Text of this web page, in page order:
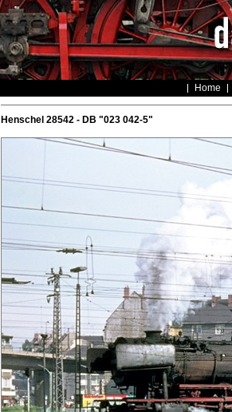
Home
Henschel 28542 - DB "023 042-5"